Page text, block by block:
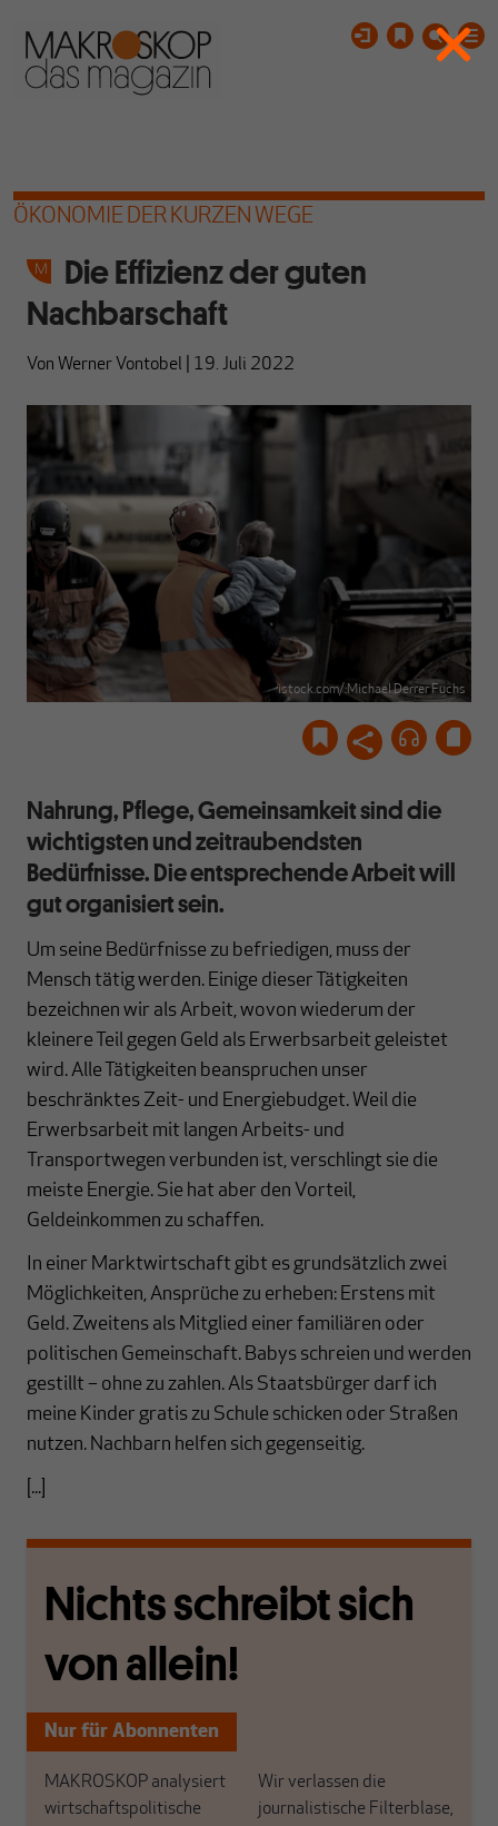
ÖKONOMIE DER KURZEN WEGE
Die Effizienz der guten
Nachbarschaft
Von Werner Vontobel 19. Juli 2022
istock.com/:Michael Derrer Fuchs
Nahrung, Pflege, Gemeinsamkeit sind die
wichtigsten und zeitraubendsten
Bedürfnisse. Die entsprechende Arbeit will
gut organisiert sein.
Um seine Bedürfnisse zu befriedigen, muss der
Mensch tätig werden. Einige dieser Tätigkeiten
bezeichnen wir als Arbeit, wovon wiederum der
kleinere Teil gegen Geld als Erwerbsarbeit geleistet
wird. Alle Tätigkeiten beanspruchen unser
beschränktes Zeit- und Energiebudget. Weil die
Erwerbsarbeit mit langen Arbeits- und
Transportwegen verbunden ist, verschlingt sie die
meiste Energie. Sie hat aber den Vorteil,
Geldeinkommen zu schaffen.
In einer Marktwirtschaft gibt es grundsätzlich zwei
Möglichkeiten, Ansprüche zu erheben: Erstens mit
Geld. Zweitens als Mitglied einer familiären oder
politischen Gemeinschaft. Babys schreien und werden
gestillt – ohne zu zahlen. Als Staatsbürger darf ich
meine Kinder gratis zu Schule schicken oder Straßen
nutzen. Nachbarn helfen sich gegenseitig.
[...]
Nichts schreibt sich
von allein!
Nur für Abonnenten
MAKROSKOP analysiert
wirtschaftspolitische
Wir verlassen die
journalistische Filterblase,